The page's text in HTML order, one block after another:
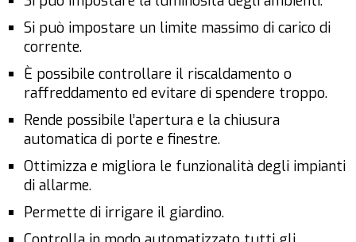
Si può impostare un limite massimo di carico di
corrente.
È possibile controllare il riscaldamento o
raffreddamento ed evitare di spendere troppo.
Rende possibile l’apertura e la chiusura
automatica di porte e finestre.
Ottimizza e migliora le funzionalità degli impianti
di allarme.
Permette di irrigare il giardino.